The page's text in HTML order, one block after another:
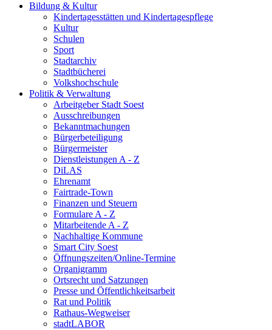
Bildung & Kultur
Kindertagesstätten und Kindertagespflege
Kultur
Schulen
Sport
Stadtarchiv
Stadtbücherei
Volkshochschule
Politik & Verwaltung
Arbeitgeber Stadt Soest
Ausschreibungen
Bekanntmachungen
Bürgerbeteiligung
Bürgermeister
Dienstleistungen A - Z
DiLAS
Ehrenamt
Fairtrade-Town
Finanzen und Steuern
Formulare A - Z
Mitarbeitende A - Z
Nachhaltige Kommune
Smart City Soest
Öffnungszeiten/Online-Termine
Organigramm
Ortsrecht und Satzungen
Presse und Öffentlichkeitsarbeit
Rat und Politik
Rathaus-Wegweiser
stadtLABOR